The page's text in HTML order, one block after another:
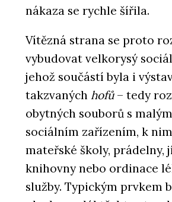
nákaza se rychle šířila.
Vítězná strana se proto
vybudovat velkorysý
jehož součástí byla i
takzvaných hofů– tedy
obytných souborů s
sociálním zařízením, k
mateřské školy, prádelny,
knihovny nebo ordinace
služby. Typickým prvkem